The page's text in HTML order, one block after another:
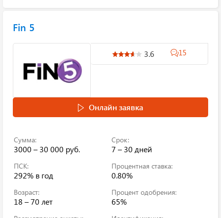
Fin 5
3.6 15
Онлайн заявка
Сумма:
3000 – 30 000 руб.
Срок:
7 – 30 дней
ПСК:
292% в год
Процентная ставка:
0.80%
Возраст:
18 – 70 лет
Процент одобрения:
65%